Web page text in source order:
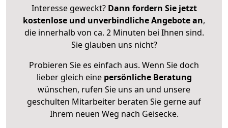
Interesse geweckt? Dann fordern Sie jetzt
kostenlose und unverbindliche Angebote an,
die innerhalb von ca. 2 Minuten bei Ihnen sind.
Sie glauben uns nicht?
Probieren Sie es einfach aus. Wenn Sie doch
lieber gleich eine persönliche Beratung
wünschen, rufen Sie uns an und unsere
geschulten Mitarbeiter beraten Sie gerne auf
Ihrem neuen Weg nach Geisecke.